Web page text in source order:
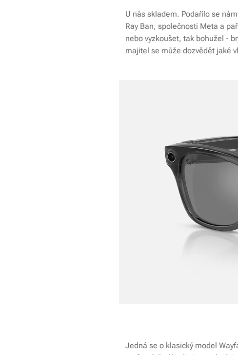
U nás skladem. Podařilo se
Ray Ban, společnosti Meta a
nebo vyzkoušet, tak bohužel -
majitel se může dozvědět jaké
Jedná se o klasický model